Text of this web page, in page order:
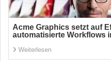
Acme Graphics setzt auf
automatisierte Workflows
Weiterlesen